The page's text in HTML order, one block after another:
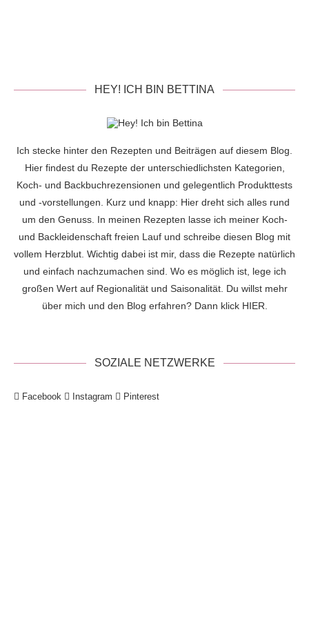
HEY! ICH BIN BETTINA
Ich stecke hinter den Rezepten und Beiträgen auf diesem Blog.
Hier findest du Rezepte der unterschiedlichsten Kategorien,
Koch- und Backbuchrezensionen und gelegentlich Produkttests
und -vorstellungen. Kurz und knapp: Hier dreht sich alles rund
um den Genuss. In meinen Rezepten lasse ich meiner Koch-
und Backleidenschaft freien Lauf und schreibe diesen Blog mit
vollem Herzblut. Wichtig dabei ist mir, dass die Rezepte natürlich
und einfach nachzumachen sind. Wo es möglich ist, lege ich
großen Wert auf Regionalität und Saisonalität. Du willst mehr
über mich und den Blog erfahren? Dann klick HIER
SOZIALE NETZWERKE
Facebook Instagram Pinterest